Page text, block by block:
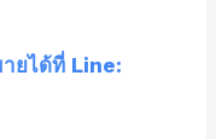
ายได้ที่ Line: